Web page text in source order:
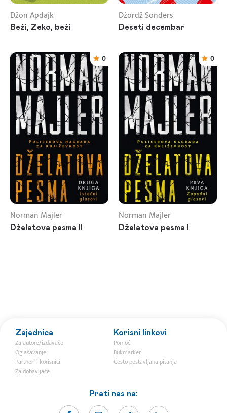
Džon Apdajk
Beži, Zeko, beži
Džordž Sonders
Deseti decembar
0
Norman Majler
Dželatova pesma II
0
Norman Majler
Dželatova pesma I
Zajednica
Za autore/izdavače
Oglašavanje
Partneri i korisnici
Za dobavljače
Korisni linkovi
Pomoć
Bukmarker
Često postavljana pitanja
Prati nas na: